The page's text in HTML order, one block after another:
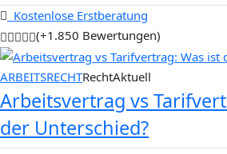
Kostenlose Erstberatung
(+1.850 Bewertungen)
ARBEITSRECHTRechtAktuell
Arbeitsvertrag vs
der Unterschied?